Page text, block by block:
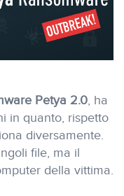
Petya 2.0, ha
in quanto, rispetto
diversamente.
file, ma il
della vittima.